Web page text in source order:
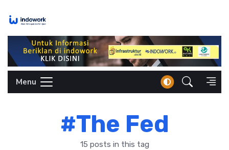
Menu
#The Fed
15 posts in this tag